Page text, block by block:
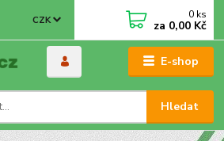
E-shop
CZK
Hledat
0 ks
za 0,00 Kč